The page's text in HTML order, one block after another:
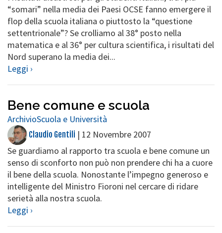
“somari” nella media dei Paesi OCSE fanno emergere il
flop della scuola italiana o piuttosto la “questione
settentrionale”? Se crolliamo al 38° posto nella
matematica e al 36° per cultura scientifica, i risultati del
Nord superano la media dei...
Leggi ›
Bene comune e scuola
ArchivioScuola e Università
Claudio Gentili | 12 Novembre 2007
Se guardiamo al rapporto tra scuola e bene comune un
senso di sconforto non può non prendere chi ha a cuore
il bene della scuola. Nonostante l’impegno generoso e
intelligente del Ministro Fioroni nel cercare di ridare
serietà alla nostra scuola.
Leggi ›